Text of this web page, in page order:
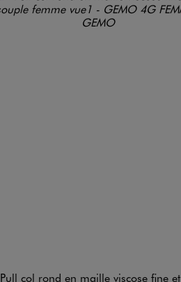
Pull col rond en maille viscose fine et souple femme